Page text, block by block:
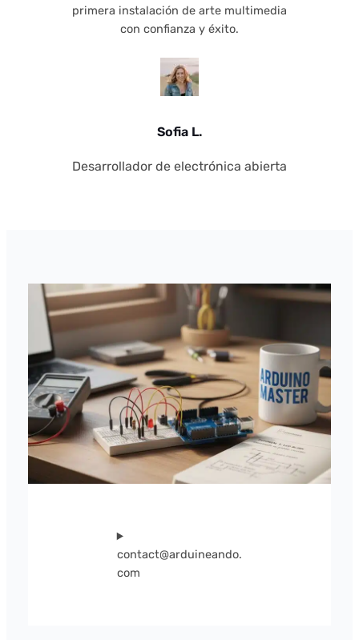
primera instalación de arte multimedia
con confianza y éxito.
Sofia L.
Desarrollador de electrónica abierta
contact@arduineando.
com